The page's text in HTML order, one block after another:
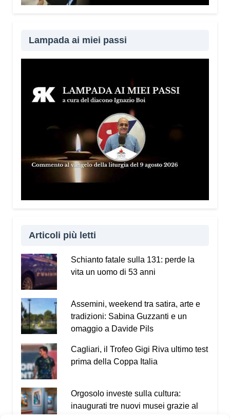
Lampada ai miei passi
Articoli più letti
Schianto fatale sulla 131: perde la
vita un uomo di 53 anni
Assemini, weekend tra satira, arte e
tradizioni: Sabina Guzzanti e un
omaggio a Davide Pils
Cagliari, il Trofeo Gigi Riva ultimo test
prima della Coppa Italia
Orgosolo investe sulla cultura:
inaugurati tre nuovi musei grazie al